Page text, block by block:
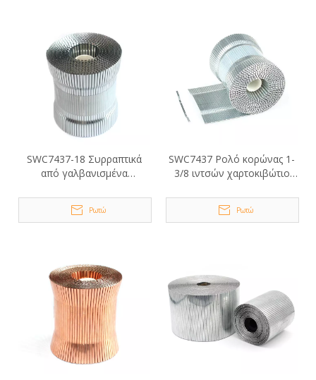
SWC7437-18 Συρραπτικά
από γαλβανισμένα
Ρωτώ
SWC7437 Ρολό κορώνας 1-
3/8 ιντσών χαρτοκιβώτιο
Ρωτώ